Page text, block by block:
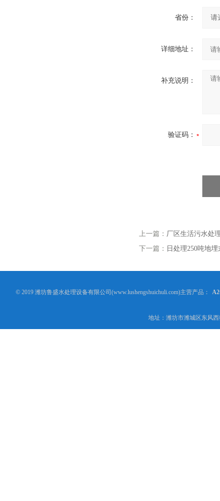
省份：
详细地址：
补充说明：
验证码：
上一篇： 厂区生活污水处
下一篇： 日处理250吨地
© 2019 潍坊鲁盛水处理设备有限公司(www.lushengshuichuli.com)主营产品：
地址：潍坊市潍城区东风